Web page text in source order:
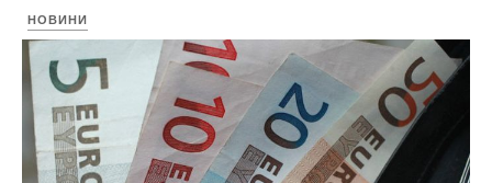
НОВИНИ